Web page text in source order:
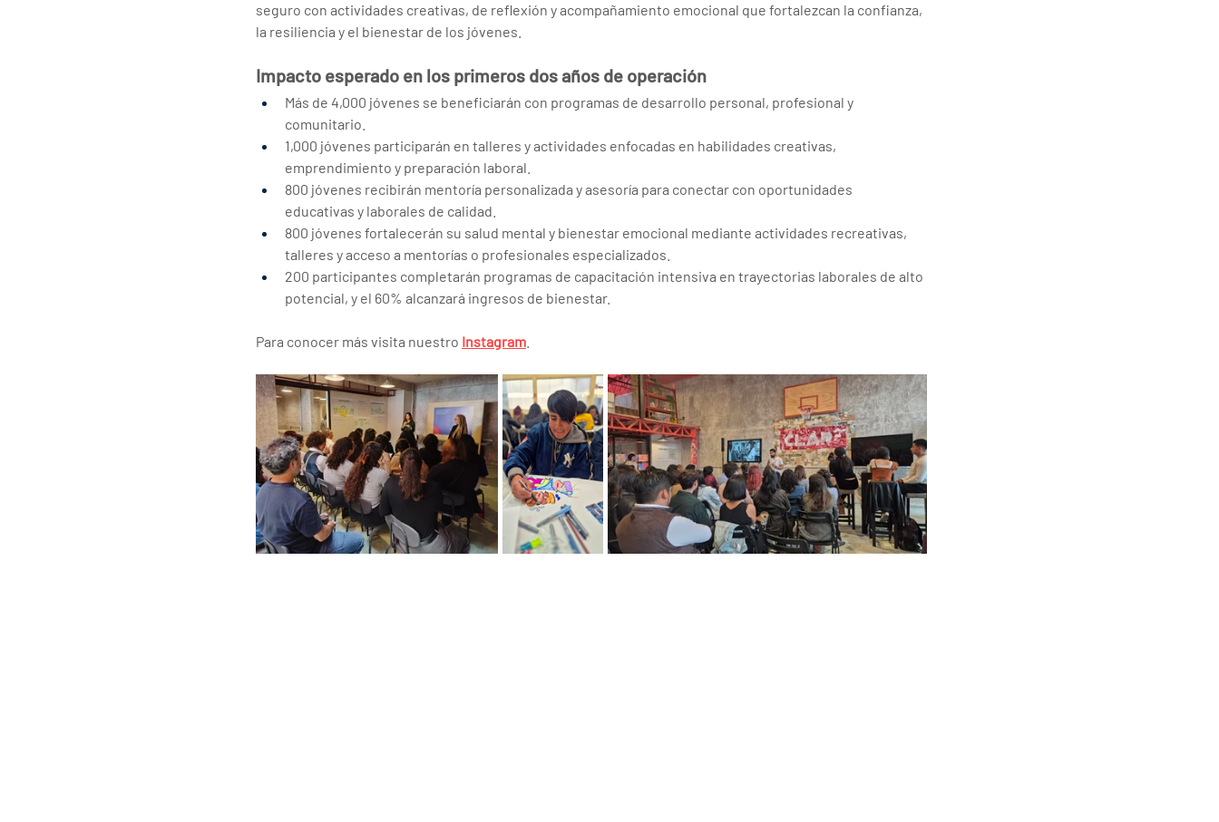
seguro con actividades creativas, de reflexión y acompañamiento emocional que fortalezcan la confianza,
la resiliencia y el bienestar de los jóvenes.
Impacto esperado en los primeros dos años de operación
Más de 4,000 jóvenes se beneficiarán con programas de desarrollo personal, profesional y
comunitario.
1,000 jóvenes participarán en talleres y actividades enfocadas en habilidades creativas,
emprendimiento y preparación laboral.
800 jóvenes recibirán mentoría personalizada y asesoría para conectar con oportunidades
educativas y laborales de calidad.
800 jóvenes fortalecerán su salud mental y bienestar emocional mediante actividades recreativas,
talleres y acceso a mentorías o profesionales especializados.
200 participantes completarán programas de capacitación intensiva en trayectorias laborales de alto
potencial, y el 60% alcanzará ingresos de bienestar.
Para conocer más visita nuestro Instagram